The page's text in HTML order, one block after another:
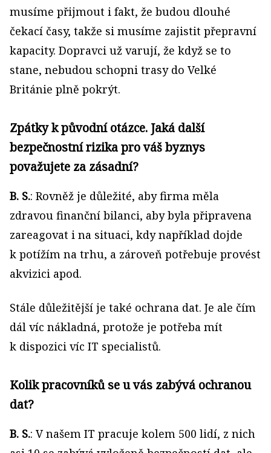
musíme přijmout i fakt, že budou dlouhé
čekací časy, takže si musíme zajistit přepravní
kapacity. Dopravci už varují, že když se to
stane, nebudou schopni trasy do Velké
Británie plně pokrýt.
Zpátky k původní otázce. Jaká další
bezpečnostní rizika pro váš byznys
považujete za zásadní?
B. S.: Rovněž je důležité, aby firma měla
zdravou finanční bilanci, aby byla připravena
zareagovat i na situaci, kdy například dojde
k potížím na trhu, a zároveň potřebuje provést
akvizici apod.
Stále důležitější je také ochrana dat. Je ale čím
dál víc nákladná, protože je potřeba mít
k dispozici víc IT specialistů.
Kolik pracovníků se u vás zabývá ochranou
dat?
B. S.: V našem IT pracuje kolem 500 lidí, z nich